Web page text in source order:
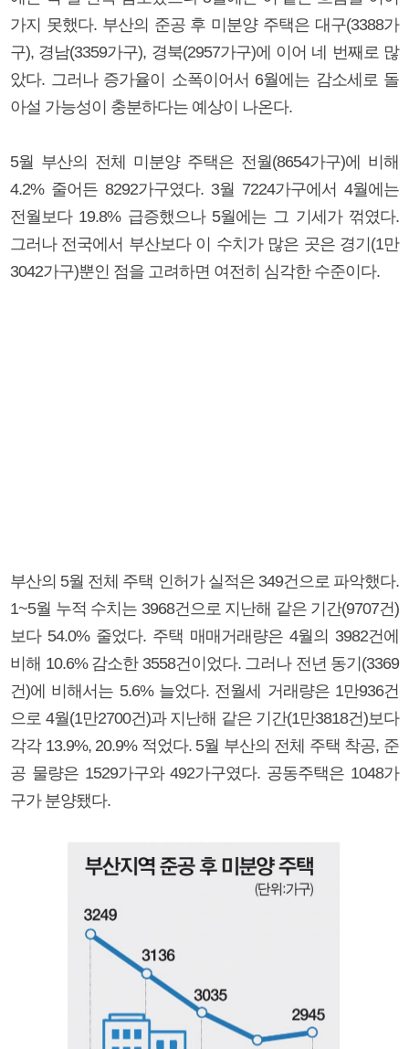
가지 못했다. 부산의 준공 후 미분양 주택은 대구(3388가
구), 경남(3359가구), 경북(2957가구)에 이어 네 번째로 많
았다. 그러나 증가율이 소폭이어서 6월에는 감소세로 돌
아설 가능성이 충분하다는 예상이 나온다.
5월 부산의 전체 미분양 주택은 전월(8654가구)에 비해
4.2% 줄어든 8292가구였다. 3월 7224가구에서 4월에는
전월보다 19.8% 급증했으나 5월에는 그 기세가 꺾였다.
그러나 전국에서 부산보다 이 수치가 많은 곳은 경기(1만
3042가구)뿐인 점을 고려하면 여전히 심각한 수준이다.
부산의 5월 전체 주택 인허가 실적은 349건으로 파악했다.
1~5월 누적 수치는 3968건으로 지난해 같은 기간(9707건)
보다 54.0% 줄었다. 주택 매매거래량은 4월의 3982건에
비해 10.6% 감소한 3558건이었다. 그러나 전년 동기(3369
건)에 비해서는 5.6% 늘었다. 전월세 거래량은 1만936건
으로 4월(1만2700건)과 지난해 같은 기간(1만3818건)보다
각각 13.9%, 20.9% 적었다. 5월 부산의 전체 주택 착공, 준
공 물량은 1529가구와 492가구였다. 공동주택은 1048가
구가 분양됐다.